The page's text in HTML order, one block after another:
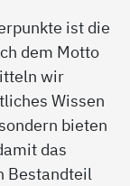
ist die
dem Motto
wir
Wissen
bieten
das
Bestandteil